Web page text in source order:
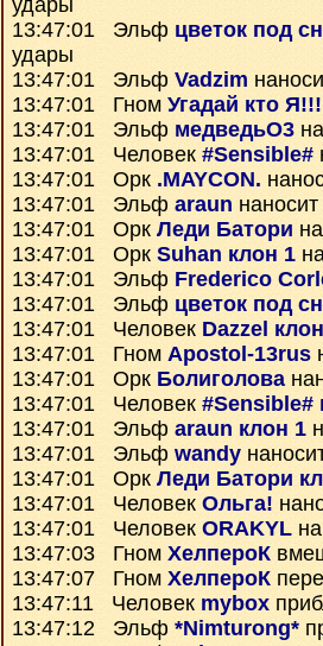
удары
13:47:01 Эльф цветок под
удары
13:47:01 Эльф Vadzim
13:47:01 Гном Угадай кто Я!!!
13:47:01 Эльф медведьО3
13:47:01 Человек #Sensible#
13:47:01 Орк .MAYCON.
13:47:01 Эльф araun
13:47:01 Орк Леди Батори
13:47:01 Орк Suhan клон 1
13:47:01 Эльф Frederico
13:47:01 Эльф цветок под
13:47:01 Человек Dazzel
13:47:01 Гном Apostol-13rus
13:47:01 Орк Болиголова
13:47:01 Человек #Sensible#
13:47:01 Эльф araun клон 1
13:47:01 Эльф wandy
13:47:01 Орк Леди Батори
13:47:01 Человек Ольга!
13:47:01 Человек ORAKYL
13:47:03 Гном ХелпероК
13:47:07 Гном ХелпероК
13:47:11 Человек mybox
13:47:12 Эльф *Nimturong*